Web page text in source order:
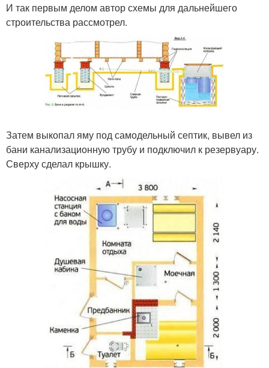
И так первым делом автор схемы для дальнейшего
строительства рассмотрел.
Затем выкопал яму под самодельный септик, вывел из
бани канализационную трубу и подключил к резервуару.
Сверху сделал крышку.